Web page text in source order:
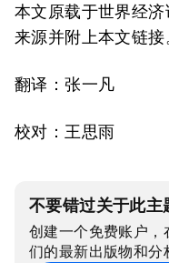
本文原载于世界经济
来源并附上本文链接
翻译：张一凡
校对：王思雨
不要错过关于此主
创建一个免费账户
们的最新出版物和分